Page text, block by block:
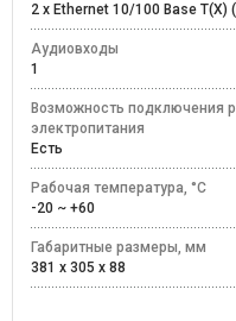
2 x Ethernet 10/100 Base
Аудиовходы
1
Возможность подключения
электропитания
Есть
Рабочая температура, °C
-20 ~ +60
Габаритные размеры, мм
381 x 305 x 88